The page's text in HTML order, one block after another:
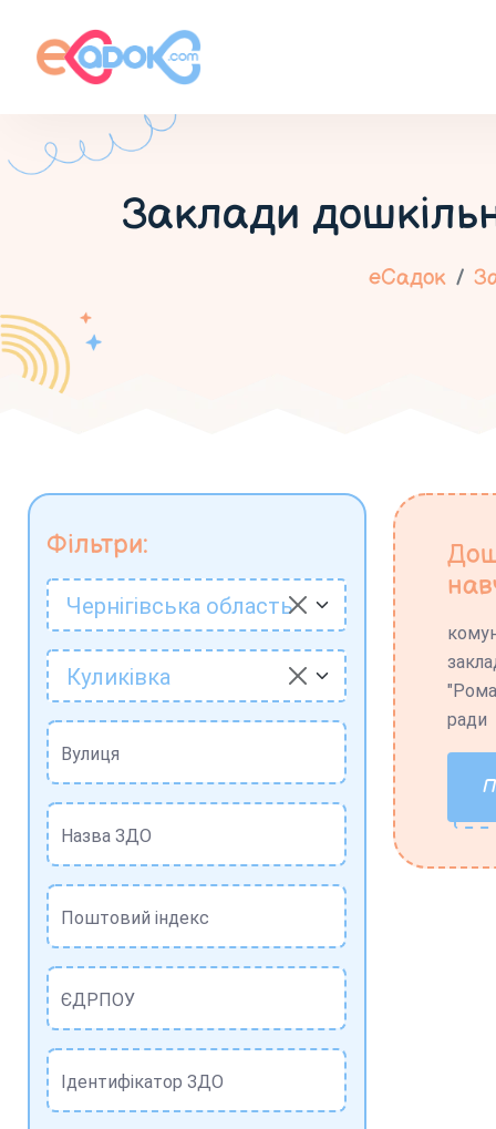
Заклади
еСадок
Фільтри:
Чернігівська область
Куликівка
Вулиця
Назва ЗДО
Поштовий індекс
ЄДРПОУ
Ідентифікатор ЗДО
ради